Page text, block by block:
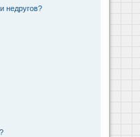
недругов?